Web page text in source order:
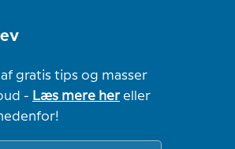
gratis tips og masser
- Læs mere hereller